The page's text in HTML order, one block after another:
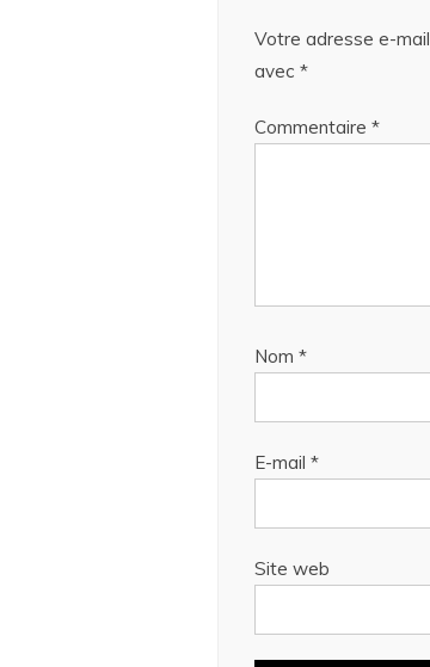
Votre adresse e-
avec *
Commentaire *
Nom *
E-mail *
Site web